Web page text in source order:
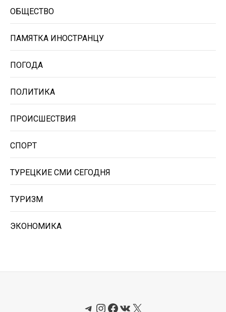
ОБЩЕСТВО
ПАМЯТКА ИНОСТРАНЦУ
ПОГОДА
ПОЛИТИКА
ПРОИСШЕСТВИЯ
СПОРТ
ТУРЕЦКИЕ СМИ СЕГОДНЯ
ТУРИЗМ
ЭКОНОМИКА
Telegram
Instagram
Facebook
ВКонтакте
X